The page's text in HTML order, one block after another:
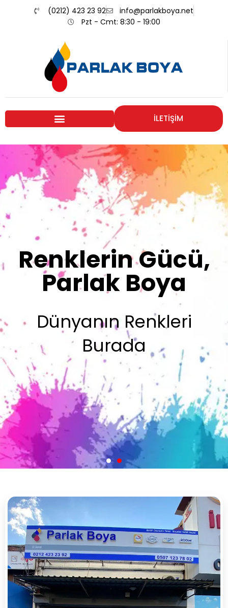
(0212) 423 23 92
info@parlakboya.net
Pzt - Cmt: 8:30 - 19:00
İLETİŞİM
Renklerimiz
Sizin İmzanız
Olsun